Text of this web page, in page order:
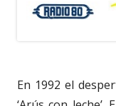
En 1992 el